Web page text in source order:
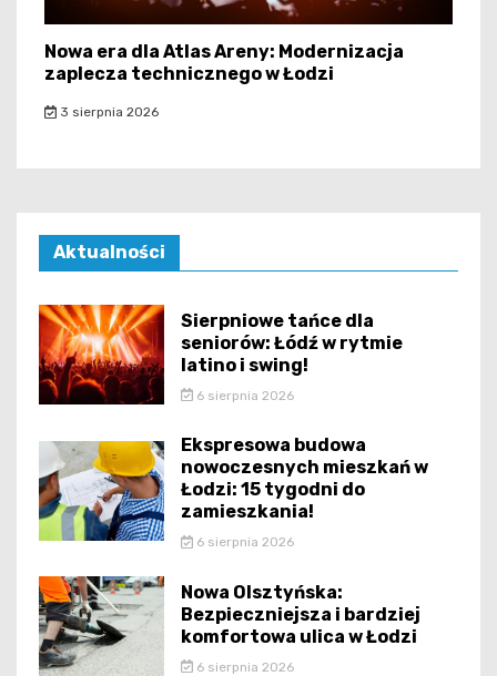
Nowa era dla Atlas Areny: Modernizacja
zaplecza technicznego w Łodzi
3 sierpnia 2026
Aktualności
Sierpniowe tańce dla
seniorów: Łódź w rytmie
latino i swing!
6 sierpnia 2026
Ekspresowa budowa
nowoczesnych mieszkań w
Łodzi: 15 tygodni do
zamieszkania!
6 sierpnia 2026
Nowa Olsztyńska:
Bezpieczniejsza i bardziej
komfortowa ulica w Łodzi
6 sierpnia 2026